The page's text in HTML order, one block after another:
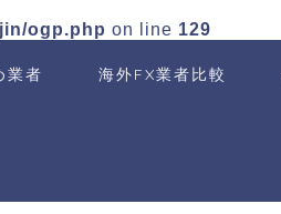
ogp.php on line 129
業者 海外FX業者比較